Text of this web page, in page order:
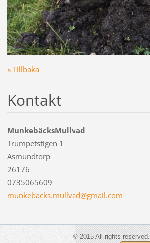
« Tillbaka
Kontakt
MunkebäcksMullvad
Trumpetstigen 1
Asmundtorp
26176
0735065609
munkebacks.mullvad@gmail.com
© 2015 All rights reserved.